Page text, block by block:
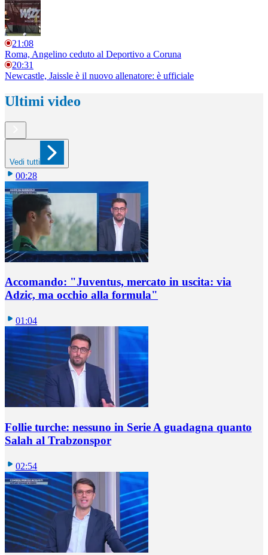
21:08
Roma, Angelino ceduto al Deportivo a Coruna
20:31
Newcastle, Jaissle è il nuovo allenatore: è ufficiale
Ultimi video
Vedi tutti
00:28
Accomando: "Juventus, mercato in uscita: via
Adzic, ma occhio alla formula"
01:04
Follie turche: nessuno in Serie A guadagna quanto
Salah al Trabzonspor
02:54